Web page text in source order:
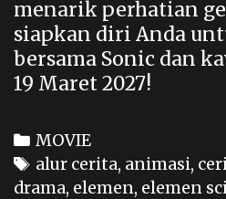
menarik perhatian
siapkan diri Anda
bersama Sonic dan
19 Maret 2027!
Categories
MOVIE
Tags
alur cerita, animasi,
drama, elemen, elemen